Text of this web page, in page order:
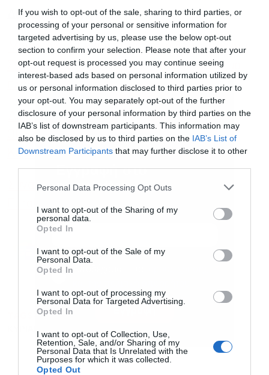
If you wish to opt-out of the sale, sharing to third parties, or
processing of your personal or sensitive information for
targeted advertising by us, please use the below opt-out
section to confirm your selection. Please note that after your
opt-out request is processed you may continue seeing
interest-based ads based on personal information utilized by
us or personal information disclosed to third parties prior to
your opt-out. You may separately opt-out of the further
disclosure of your personal information by third parties on the
IAB’s list of downstream participants. This information may
also be disclosed by us to third parties on the IAB’s List of
Downstream Participants that may further disclose it to other
Personal Data Processing Opt Outs
I want to opt-out of the Sharing of my
personal data.
Opted In
I want to opt-out of the Sale of my
Personal Data.
Opted In
I want to opt-out of processing my
Personal Data for Targeted Advertising.
Opted In
I want to opt-out of Collection, Use,
Retention, Sale, and/or Sharing of my
Personal Data that Is Unrelated with the
Purposes for which it was collected.
Opted Out
Διαβάστε επίσης
Μητσοτάκης: Εκβιασμός τα τέλη διέλευσης στα
Στενά του Ορμούζ – Προειδοποίηση για κύμα
πληθωρισμού
Διήμερο-φωτιά με ένταση στη Βουλή για
ΟΠΕΚΕΠΕ, υποκλοπές και νέο κόμμα
Καρυστιανού
Συνάντηση Μητσοτάκη με τον CEO της
Ακολουθήστε το Powergame.gr στο
Newsγια άμεση και έγκυρη οικονομική
ενημέρωση!
ΑΚΡΙΒΕΙΑ
ΚΥΡΙΑΚΟΣ ΜΗΤΣΟΤΑΚΗΣ
Εγγραφή στο
newsletter
Αποδέχομαι τους